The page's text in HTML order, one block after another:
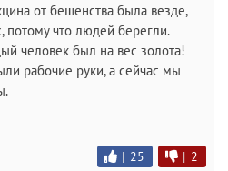
от бешенства была везде,
потому что людей берегли.
человек был на вес золота!
рабочие руки, а сейчас мы
| 25 | 2